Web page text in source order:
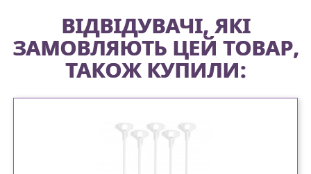
ВІДВІДУВАЧІ, ЯКІ
ЗАМОВЛЯЮТЬ ЦЕЙ ТОВАР,
ТАКОЖ КУПИЛИ: